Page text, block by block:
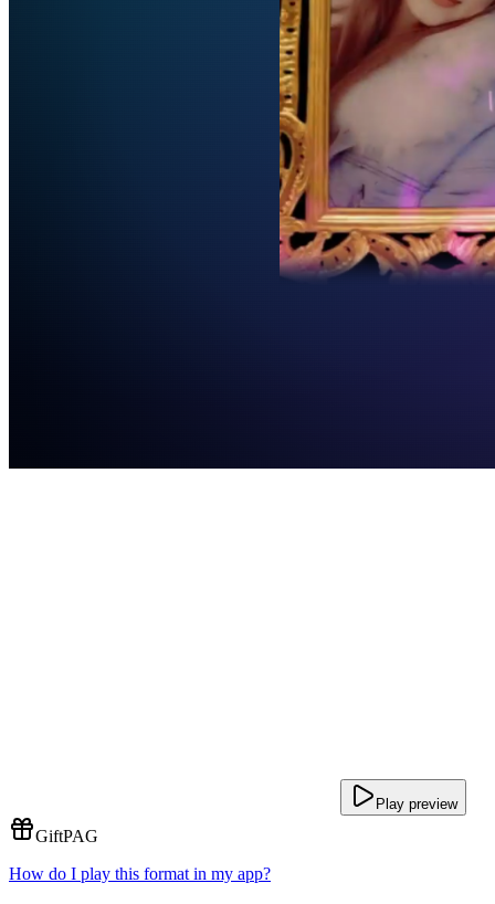
Play preview
GiftPAG
How do I play this format in my app?